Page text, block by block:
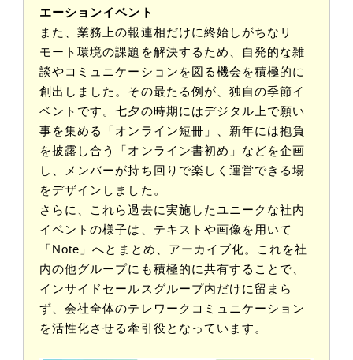
エーションイベント
また、業務上の報連相だけに終始しがちなリ
モート環境の課題を解決するため、自発的な雑
談やコミュニケーションを図る機会を積極的に
創出しました。その最たる例が、独自の季節イ
ベントです。七夕の時期にはデジタル上で願い
事を集める「オンライン短冊」、新年には抱負
を披露し合う「オンライン書初め」などを企画
し、メンバーが持ち回りで楽しく運営できる場
をデザインしました。
さらに、これら過去に実施したユニークな社内
イベントの様子は、テキストや画像を用いて
「Note」へとまとめ、アーカイブ化。これを社
内の他グループにも積極的に共有することで、
インサイドセールスグループ内だけに留まら
ず、会社全体のテレワークコミュニケーション
を活性化させる牽引役となっています。